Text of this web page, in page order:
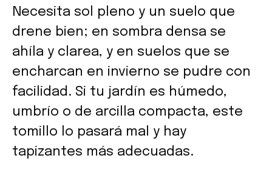
Necesita sol pleno y un suelo que
drene bien; en sombra densa se
ahíla y clarea, y en suelos que se
encharcan en invierno se pudre con
facilidad. Si tu jardín es húmedo,
umbrío o de arcilla compacta, este
tomillo lo pasará mal y hay
tapizantes más adecuadas.